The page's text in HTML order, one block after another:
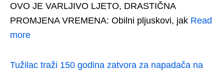
OVO JE VARLJIVO LJETO, DRASTIČNA
PROMJENA VREMENA: Obilni pljuskovi, jak Read
more
Tužilac traži 150 godina zatvora za napadača na